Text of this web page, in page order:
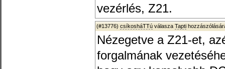
vezérlés, Z21.
(#13776) csíkosháTTú válasza Tapti
Nézegetve a Z21-et,
forgalmának